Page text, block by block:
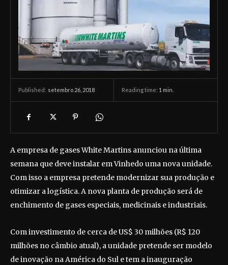
Published: setembro 26, 2018 Reading time: 1 min.
A empresa de gases White Martins anunciou na última
semana que deve instalar em Vinhedo uma nova unidade.
Com isso a empresa pretende modernizar sua produção e
otimizar a logística. A nova planta de produção será de
enchimento de gases especiais, medicinais e industriais.
Com investimento de cerca de US$ 30 milhões (R$ 120
milhões no câmbio atual), a unidade pretende ser modelo
de inovação na América do Sul e tem a inauguração